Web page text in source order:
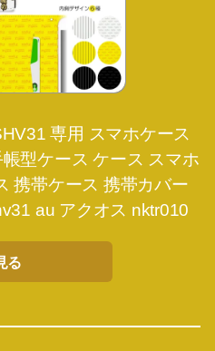
専用 スマホケース
型ケース ケース スマホ
携帯ケース 携帯カバー
au アクオス nktr010
る